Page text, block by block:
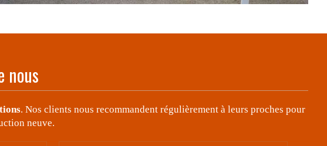
nous
. Nos clients nous recommandent régulièrement à leurs proches pour
neuve.